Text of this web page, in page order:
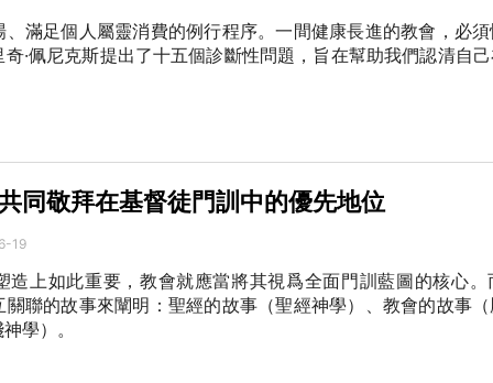
滿足個人屬靈消費的例行程序。一間健康長進的教會，必
·佩尼克斯提出了十五個診斷性問題，旨在幫助我們認清自
同敬拜在基督徒門訓中的優先地位
19
造上如此重要，教會就應當將其視爲全面門訓藍圖的核心
聯的故事來闡明：聖經的故事（聖經神學）、教會的故事
學）。